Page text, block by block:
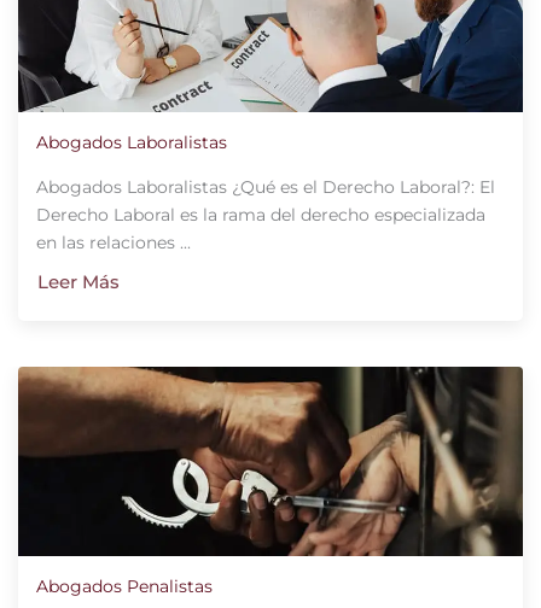
Abogados Laboralistas
Abogados Laboralistas ¿Qué es el Derecho Laboral?: El
Derecho Laboral es la rama del derecho especializada
en las relaciones ...
Leer Más
Abogados Penalistas